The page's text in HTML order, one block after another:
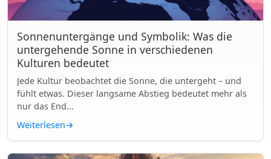
Sonnenuntergänge und Symbolik: Was die
untergehende Sonne in verschiedenen
Kulturen bedeutet
Jede Kultur beobachtet die Sonne, die untergeht – und
fühlt etwas. Dieser langsame Abstieg bedeutet mehr als
nur das End...
Weiterlesen→